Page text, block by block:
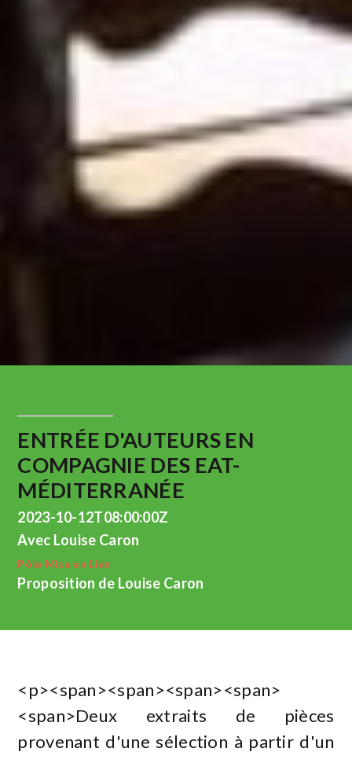
ENTRÉE D'AUTEURS EN
COMPAGNIE DES EAT-
MÉDITERRANÉE
2023-10-12T08:00:00Z
Avec Louise Caron
Pôle Mise en Lien
Proposition de Louise Caron
<p><span><span><span><span>
<span>Deux extraits de pièces
provenant d'une sélection à partir d'un